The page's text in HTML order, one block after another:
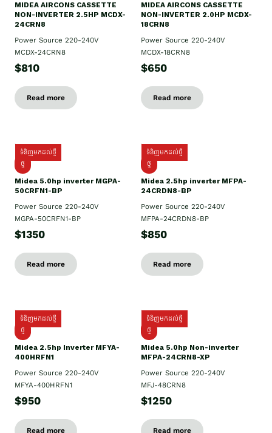
MIDEA AIRCONS CASSETTE
NON-INVERTER 2.5HP MCDX-
24CRN8
Power Source 220-240V
MCDX-24CRN8
$810
Read more
MIDEA AIRCONS CASSETTE
NON-INVERTER 2.0HP MCDX-
18CRN8
Power Source 220-240V
MCDX-18CRN8
$650
Read more
ទំនិញមកដល់ថ្មី
ថ្មី
Midea 5.0hp inverter MGPA-
50CRFN1-BP
Power Source 220-240V
MGPA-50CRFN1-BP
$1350
Read more
ទំនិញមកដល់ថ្មី
ថ្មី
Midea 2.5hp​ inverter MFPA-
24CRDN8-BP
Power Source 220-240V
MFPA-24CRDN8-BP
$850
Read more
ទំនិញមកដល់ថ្មី
ថ្មី
Midea 2.5hp Inverter MFYA-
400HRFN1
Power Source 220-240V
MFYA-400HRFN1
$950
Read more
ទំនិញមកដល់ថ្មី
ថ្មី
Midea 5.0hp Non-inverter
MFPA-24CRN8-XP
Power Source 220-240V
MFJ-48CRN8
$1250
Read more